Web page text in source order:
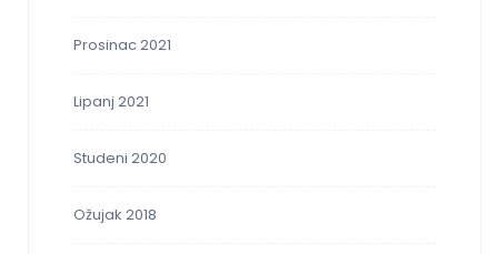
Prosinac 2021
Lipanj 2021
Studeni 2020
Ožujak 2018